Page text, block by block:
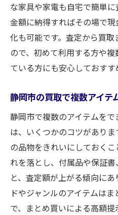
な家具や家電も自宅で簡単
金額に納得すればその場で
化も可能です。査定から買
ので、初めて利用する方や
ている方にも安心しておすす
静岡市の買取で複数アイテ
静岡市で複数のアイテムを
は、いくつかのコツがあり
の品物をきれいにしておく
れを落とし、付属品や保証
と、査定額が上がる傾向に
ドやジャンルのアイテムは
で、まとめ買いによる高額提